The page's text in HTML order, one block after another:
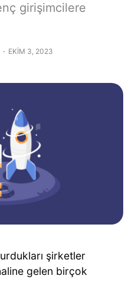
girişimcilere
EKIM 3, 2023
şirketler
gelen birçok